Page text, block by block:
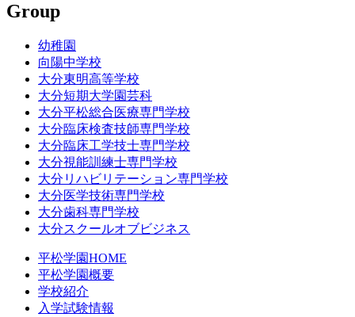
Group
幼稚園
向陽中学校
大分東明高等学校
大分短期大学園芸科
大分平松総合医療専門学校
大分臨床検査技師専門学校
大分臨床工学技士専門学校
大分視能訓練士専門学校
大分リハビリテーション専門学校
大分医学技術専門学校
大分歯科専門学校
大分スクールオブビジネス
平松学園HOME
平松学園概要
学校紹介
入学試験情報